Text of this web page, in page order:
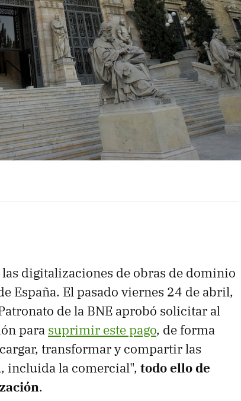
digitalizaciones de obras de dominio
España. El pasado viernes 24 de abril,
de la BNE aprobó solicitar al
para suprimir este pago, de forma
transformar y compartir las
incluida la comercial", todo ello de
.